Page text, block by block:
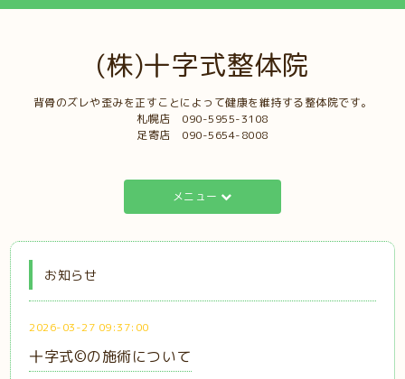
(株)十字式整体院
背骨のズレや歪みを正すことによって健康を維持する整体院です。
札幌店 ‭090-5955-3108‬
足寄店 090-5654-8008‬‭
メニュー
お知らせ
2026-03-27 09:37:00
十字式©の施術について